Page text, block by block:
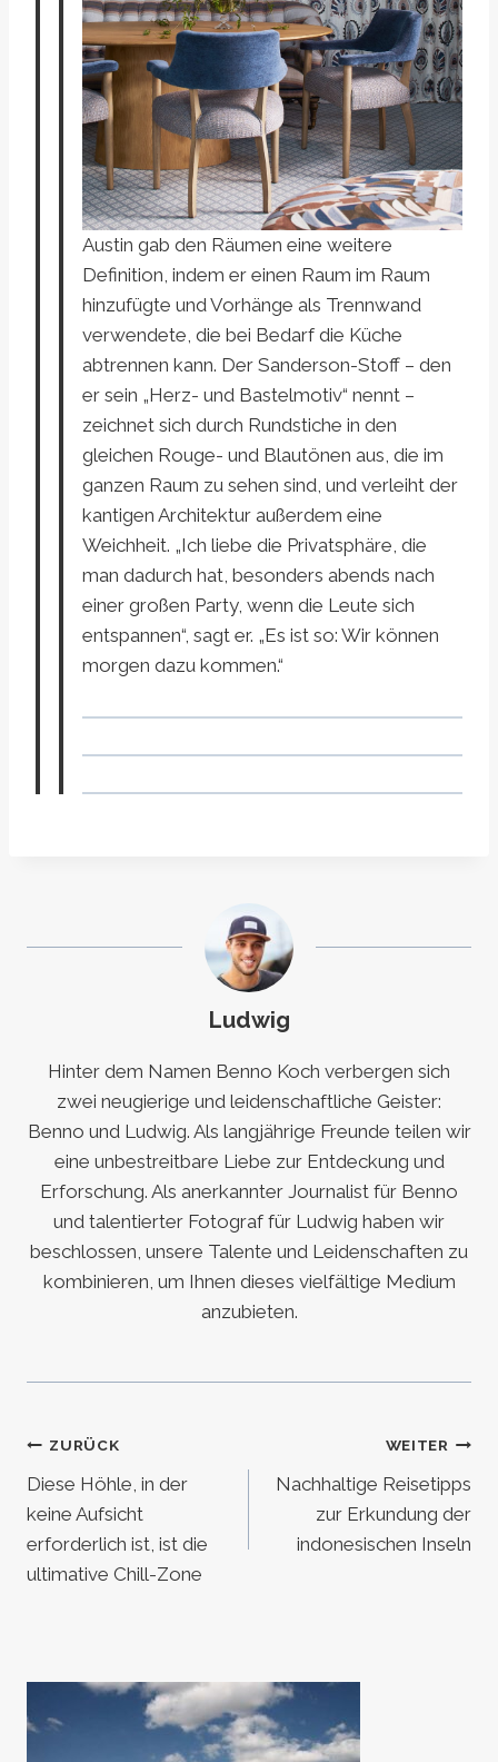
Austin gab den Räumen eine weitere
Definition, indem er einen Raum im Raum
hinzufügte und Vorhänge als Trennwand
verwendete, die bei Bedarf die Küche
abtrennen kann. Der Sanderson-Stoff – den
er sein „Herz- und Bastelmotiv“ nennt –
zeichnet sich durch Rundstiche in den
gleichen Rouge- und Blautönen aus, die im
ganzen Raum zu sehen sind, und verleiht der
kantigen Architektur außerdem eine
Weichheit. „Ich liebe die Privatsphäre, die
man dadurch hat, besonders abends nach
einer großen Party, wenn die Leute sich
entspannen“, sagt er. „Es ist so: Wir können
morgen dazu kommen.“
Ludwig
Hinter dem Namen Benno Koch verbergen sich
zwei neugierige und leidenschaftliche Geister:
Benno und Ludwig. Als langjährige Freunde teilen wir
eine unbestreitbare Liebe zur Entdeckung und
Erforschung. Als anerkannter Journalist für Benno
und talentierter Fotograf für Ludwig haben wir
beschlossen, unsere Talente und Leidenschaften zu
kombinieren, um Ihnen dieses vielfältige Medium
anzubieten.
Beitragsnavigation
ZURÜCK
Diese Höhle, in der
keine Aufsicht
erforderlich ist, ist die
ultimative Chill-Zone
WEITER
Nachhaltige Reisetipps
zur Erkundung der
indonesischen Inseln